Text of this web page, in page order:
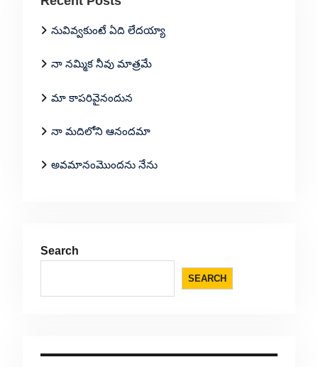
నువివ్వకుంటే ఏది లేదయ్యా
నా నమ్మిక నీవు మాత్రమే
మా కాపరివైనందున
నా మదిలోని ఆనందమా
అవమానంమొందను నేను
Search
SEARCH